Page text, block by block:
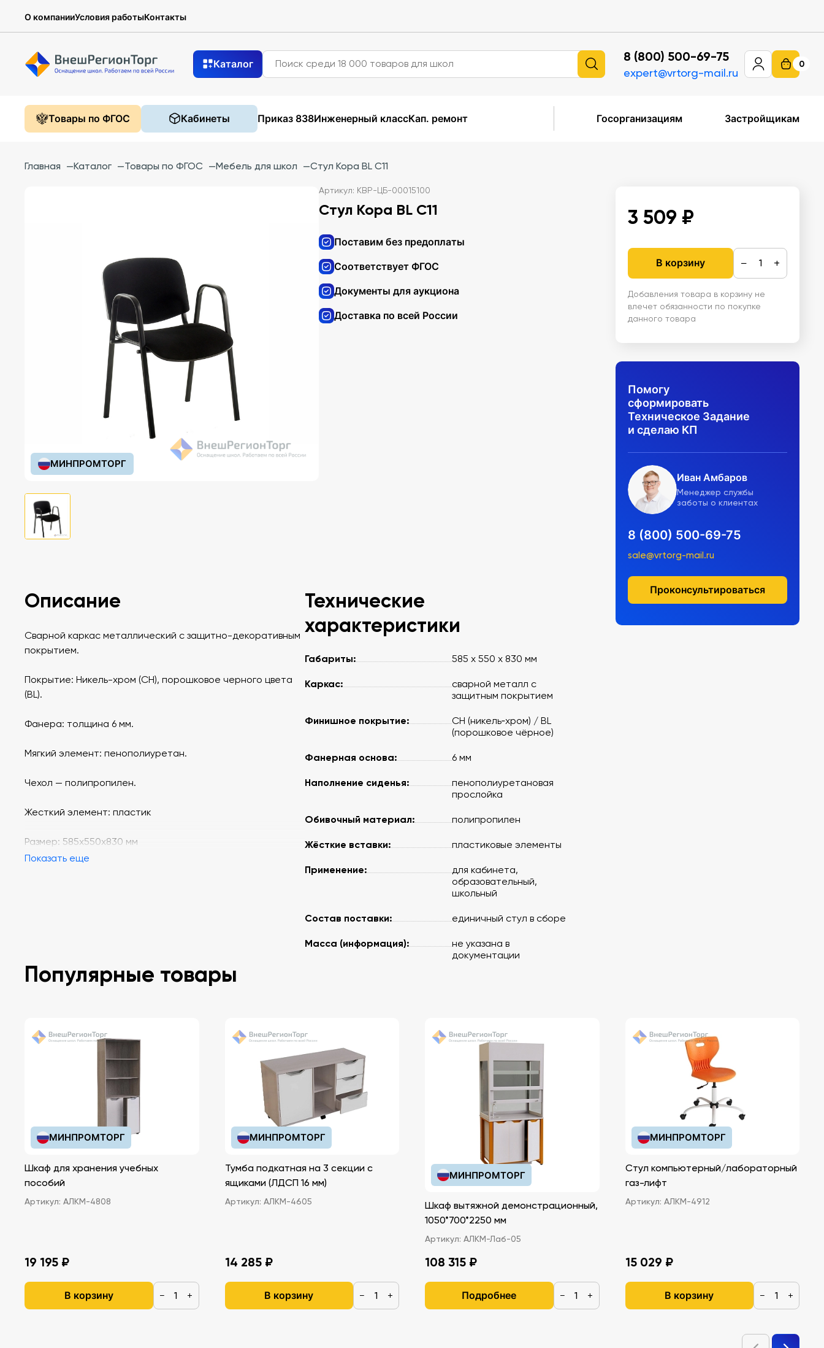
О компанииУсловия работыКонтакты
Каталог 8 (800) 500-69-75
expert@vrtorg-mail.ru
0
Товары по ФГОС Кабинеты Приказ 838Инженерный классКап. ремонт Госорганизациям Застройщикам
Главная —Каталог —Товары по ФГОС —Мебель для школ —Стул Кора BL С11
МИНПРОМТОРГ
Артикул: КВР-ЦБ-00015100
Стул Кора BL С11
Поставим без предоплаты
Соответствует ФГОС
Документы для аукциона
Доставка по всей России
3 509 ₽
В корзину − +
Добавления товара в корзину не
влечет обязанности по покупке
данного товара
Помогу
сформировать
Техническое Задание
и сделаю КП
Иван Амбаров
Менеджер службы
заботы о клиентах
8 (800) 500-69-75
sale@vrtorg-mail.ru
Проконсультироваться
Описание
Сварной каркас металлический с защитно-декоративным
покрытием.
Покрытие: Никель-хром (CH), порошковое черного цвета
(BL).
Фанера: толщина 6 мм.
Мягкий элемент: пенополиуретан.
Чехол — полипропилен.
Жесткий элемент: пластик
Размер: 585х550х830 мм
Показать еще
Технические
характеристики
Габариты: 585 х 550 х 830 мм
Каркас:
сварной металл с
защитным покрытием
Финишное покрытие:
CH (никель‑хром) / BL
(порошковое чёрное)
Фанерная основа: 6 мм
Наполнение сиденья:
пенополиуретановая
прослойка
Обивочный материал: полипропилен
Жёсткие вставки: пластиковые элементы
Применение:
для кабинета,
образовательный,
школьный
Состав поставки: единичный стул в сборе
Масса (информация):
не указана в
документации
Популярные товары
МИНПРОМТОРГ
Шкаф для хранения учебных
пособий
Артикул: АЛКМ-4808
19 195 ₽
В корзину − +
МИНПРОМТОРГ
Тумба подкатная на 3 секции с
ящиками (ЛДСП 16 мм)
Артикул: АЛКМ-4605
14 285 ₽
В корзину − +
МИНПРОМТОРГ
Шкаф вытяжной демонстрационный,
1050*700*2250 мм
Артикул: АЛКМ-Лаб-05
108 315 ₽
Подробнее − +
МИНПРОМТОРГ
Стул компьютерный/лабораторный
газ-лифт
Артикул: АЛКМ-4912
15 029 ₽
В корзину − +